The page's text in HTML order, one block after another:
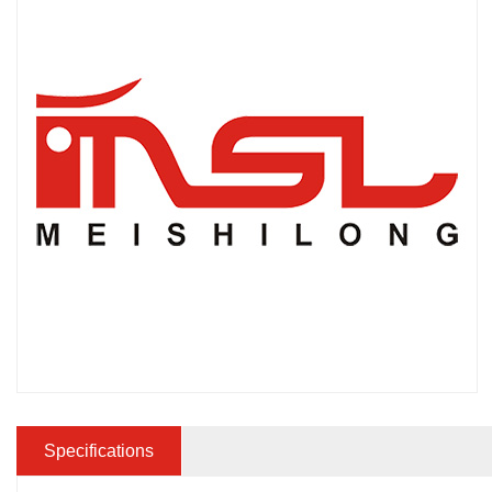
Specifications